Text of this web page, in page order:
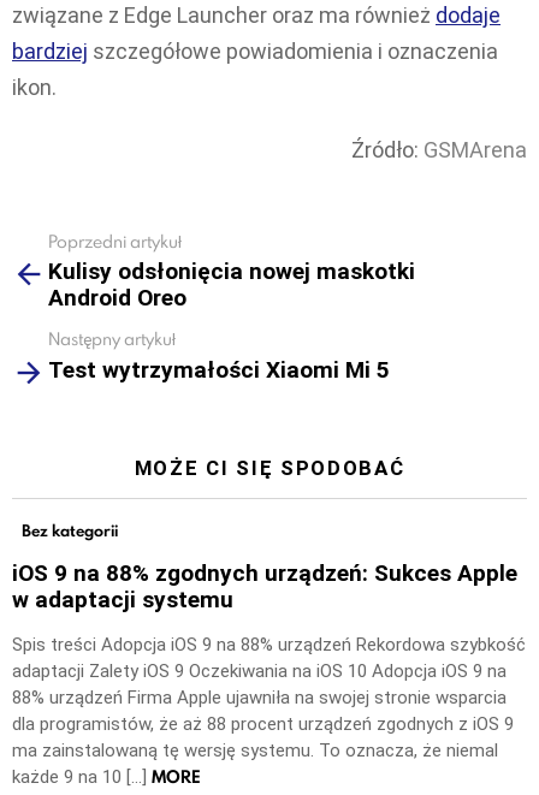
związane z Edge Launcher oraz ma również dodaje
bardziej szczegółowe powiadomienia i oznaczenia
ikon.
Źródło: GSMArena
more
Poprzedni artykuł
Kulisy odsłonięcia nowej maskotki
Android Oreo
Następny artykuł
Test wytrzymałości Xiaomi Mi 5
MOŻE CI SIĘ SPODOBAĆ
Bez kategorii
iOS 9 na 88% zgodnych urządzeń: Sukces Apple
w adaptacji systemu
Spis treści Adopcja iOS 9 na 88% urządzeń Rekordowa szybkość
adaptacji Zalety iOS 9 Oczekiwania na iOS 10 Adopcja iOS 9 na
88% urządzeń Firma Apple ujawniła na swojej stronie wsparcia
dla programistów, że aż 88 procent urządzeń zgodnych z iOS 9
ma zainstalowaną tę wersję systemu. To oznacza, że niemal
każde 9 na 10 […] MORE